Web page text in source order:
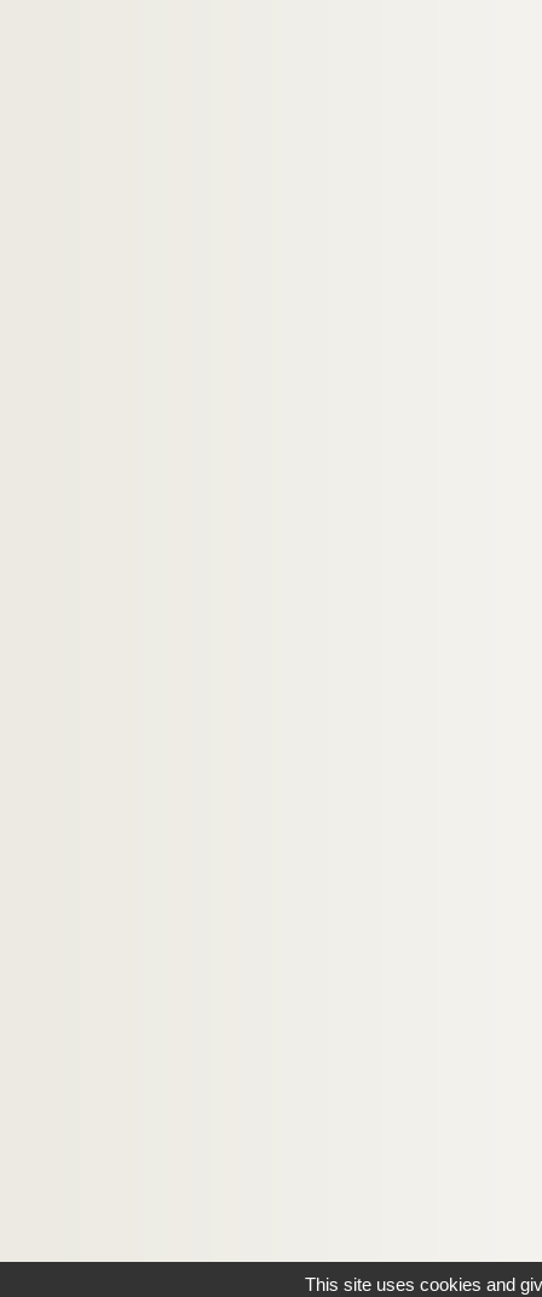
This site uses cookies and